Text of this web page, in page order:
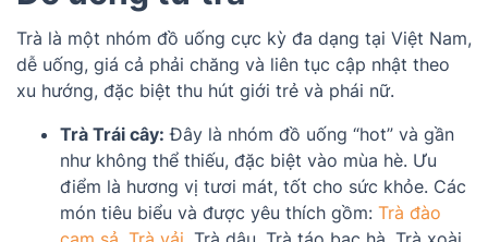
Trà là một nhóm đồ uống cực kỳ đa dạng tại Việt Nam,
dễ uống, giá cả phải chăng và liên tục cập nhật theo
xu hướng, đặc biệt thu hút giới trẻ và phái nữ.
Trà Trái cây: Đây là nhóm đồ uống “hot” và gần
như không thể thiếu, đặc biệt vào mùa hè. Ưu
điểm là hương vị tươi mát, tốt cho sức khỏe. Các
món tiêu biểu và được yêu thích gồm: Trà đào